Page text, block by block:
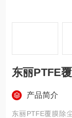
东丽PTFE
产品简介
东丽PTFE覆膜除